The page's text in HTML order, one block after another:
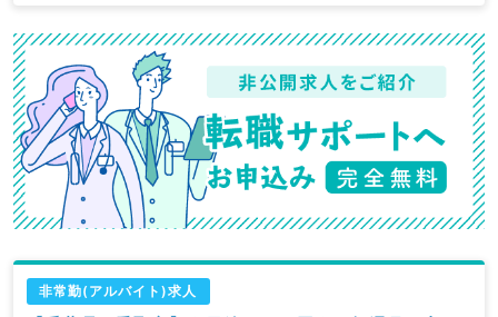
非常勤(アルバイト)求人